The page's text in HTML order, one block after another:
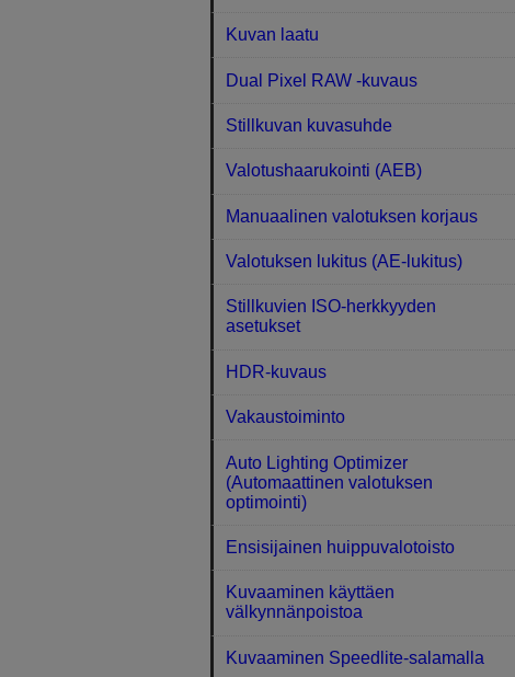
Kuvan laatu
Dual Pixel RAW -kuvaus
Stillkuvan kuvasuhde
Valotushaarukointi (AEB)
Manuaalinen valotuksen korjaus
Valotuksen lukitus (AE-lukitus)
Stillkuvien ISO-herkkyyden
asetukset
HDR-kuvaus
Vakaustoiminto
Auto Lighting Optimizer
(Automaattinen valotuksen
optimointi)
Ensisijainen huippuvalotoisto
Kuvaaminen käyttäen
välkynnänpoistoa
Kuvaaminen Speedlite-salamalla